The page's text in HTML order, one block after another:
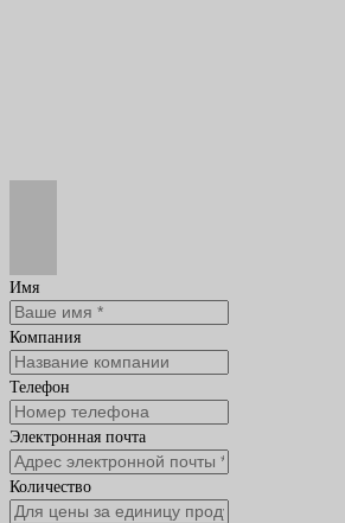
Имя
Компания
Телефон
Электронная почта
Количество